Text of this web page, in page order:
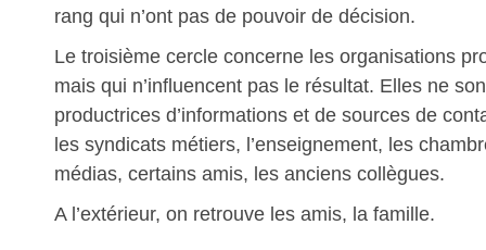
rang qui n’ont pas de pouvoir de décision.
Le troisième cercle concerne les organisations
mais qui n’influencent pas le résultat. Elles ne
productrices d’informations et de sources de
les syndicats métiers, l’enseignement, les
médias, certains amis, les anciens collègues.
A l’extérieur, on retrouve les amis, la famille.